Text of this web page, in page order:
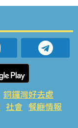
銅鑼灣好去處
社會 餐廳情報